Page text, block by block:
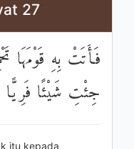
27
فَأَتَتْ بِهِ قَوْمَهَا
جِئْتِ شَيْئًا فَرِيًّا
itu kepada